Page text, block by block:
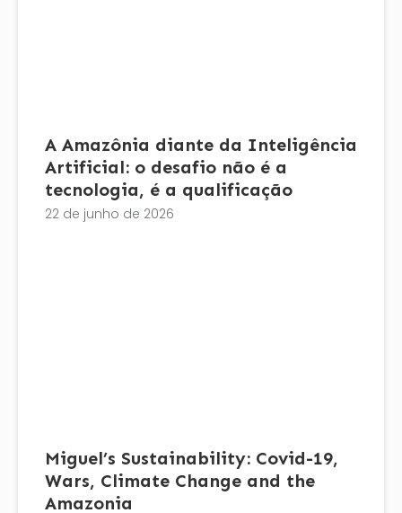
A Amazônia diante da Inteligência
Artificial: o desafio não é a
tecnologia, é a qualificação
22 de junho de 2026
Miguel’s Sustainability: Covid-19,
Wars, Climate Change and the
Amazonia